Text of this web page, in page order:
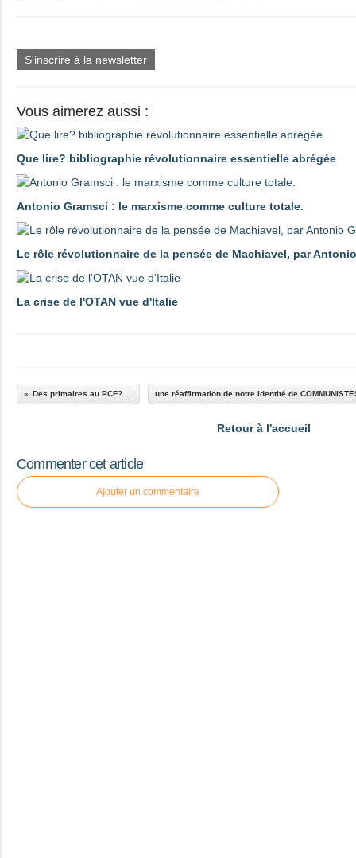
S'inscrire à la newsletter
Vous aimerez aussi :
Que lire? bibliographie révolutionnaire essentielle abrégée
Antonio Gramsci : le marxisme comme culture totale.
Le rôle révolutionnaire de la pensée de Machiavel, par
La crise de l'OTAN vue d'Italie
Retour à l'accueil
Commenter cet article
Ajouter un commentaire